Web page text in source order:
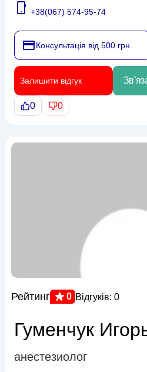
+38(067) 574-95-74
Консультація від 500 грн.
Залишити відгук
0 0
Рейтинг 0 Відгуків: 0
Гуменчук
анестезиолог